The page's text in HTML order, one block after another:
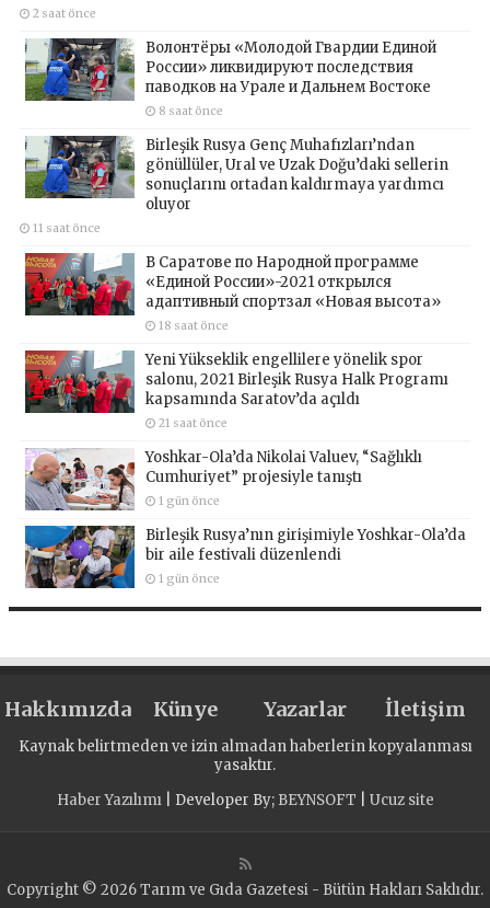
2 saat önce
Волонтёры «Молодой Гвардии Единой
России» ликвидируют последствия
паводков на Урале и Дальнем Востоке
8 saat önce
Birleşik Rusya Genç Muhafızları’ndan
gönüllüler, Ural ve Uzak Doğu’daki sellerin
sonuçlarını ortadan kaldırmaya yardımcı
oluyor
11 saat önce
В Саратове по Народной программе
«Единой России»-2021 открылся
адаптивный спортзал «Новая высота»
18 saat önce
Yeni Yükseklik engellilere yönelik spor
salonu, 2021 Birleşik Rusya Halk Programı
kapsamında Saratov’da açıldı
21 saat önce
Yoshkar-Ola’da Nikolai Valuev, “Sağlıklı
Cumhuriyet” projesiyle tanıştı
1 gün önce
Birleşik Rusya’nın girişimiyle Yoshkar-Ola’da
bir aile festivali düzenlendi
1 gün önce
Hakkımızda Künye Yazarlar İletişim
Kaynak belirtmeden ve izin almadan haberlerin kopyalanması
yasaktır.
Haber Yazılımı| Developer By; BEYNSOFT Ucuz site
Copyright © 2026 Tarım ve Gıda Gazetesi - Bütün Hakları Saklıdır.